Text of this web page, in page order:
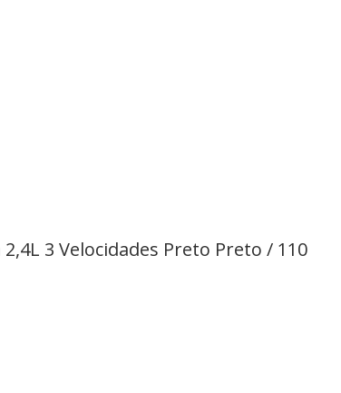
3 Velocidades Preto Preto / 110